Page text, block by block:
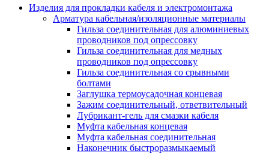
монтажные
Деталь крепежная для несущих и и
профильных реек
Зажим для крышки системы
поддержки кабелей
Кронштейн для кабельного лотка
Крышка для кабельных лотков
лотков
Лоток кабельный лестничный
Лоток кабельный листовой
Лоток кабельный проволочный
Настенный и потолочный
для кабельного лотка
Изделия для прокладки кабеля и электромонтажа
Арматура кабельная/изоляционные материалы
Гильза соединительная для алюминиевых
проводников под опрессовку
Гильза соединительная для медных
проводников под опрессовку
Гильза соединительная со срывными
болтами
Заглушка термоусадочная концевая
Зажим соединительный, ответвительный
Лубрикант-гель для смазки кабеля
Муфта кабельная концевая
Муфта кабельная соединительная
Наконечник быстроразмыкаемый